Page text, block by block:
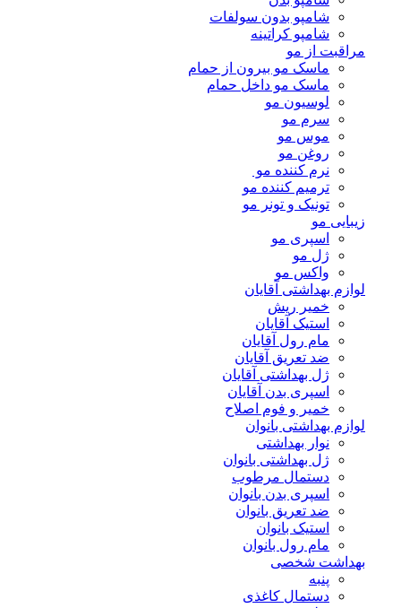
شامپو بدون سولفات
شامپو کراتینه
مراقبت از مو
ماسک مو بیرون از حمام
ماسک مو داخل حمام
لوسیون مو
سرم مو
موس مو
روغن مو
نرم کننده مو
ترمیم کننده مو
تونیک و تونر مو
زیبایی مو
اسپری مو
ژل مو
واکس مو
لوازم بهداشتی آقایان
خمیر ریش
استیک آقایان
مام رول آقایان
ضد تعریق آقایان
ژل بهداشتی آقایان
اسپری بدن آقایان
خمیر و فوم اصلاح
لوازم بهداشتی بانوان
نوار بهداشتی
ژل بهداشتی بانوان
دستمال مرطوب
اسپری بدن بانوان
ضد تعریق بانوان
استیک بانوان
مام رول بانوان
بهداشت شخصی
پنبه
دستمال کاغذی